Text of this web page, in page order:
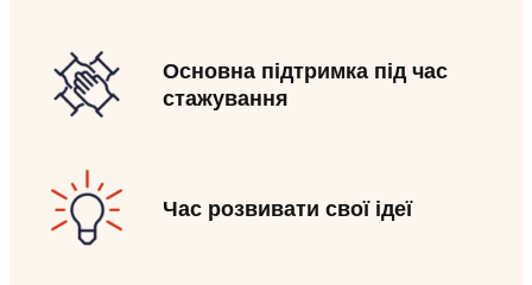
Основна підтримка під час
стажування
Час розвивати свої ідеї